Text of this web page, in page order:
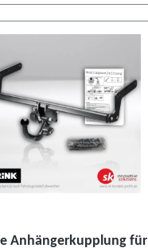
Anhängerkupplung für